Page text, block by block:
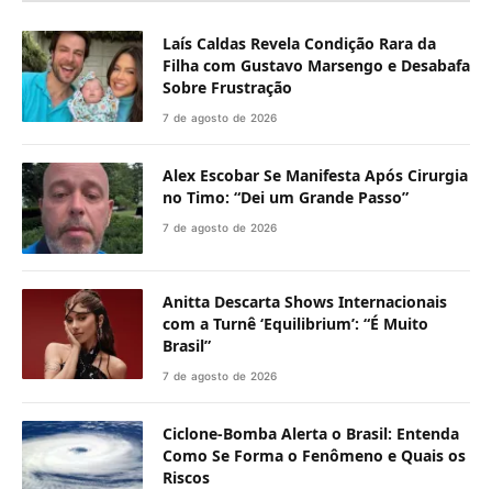
Laís Caldas Revela Condição Rara da
Filha com Gustavo Marsengo e Desabafa
Sobre Frustração
7 de agosto de 2026
Alex Escobar Se Manifesta Após Cirurgia
no Timo: “Dei um Grande Passo”
7 de agosto de 2026
Anitta Descarta Shows Internacionais
com a Turnê ‘Equilibrium’: “É Muito
Brasil”
7 de agosto de 2026
Ciclone-Bomba Alerta o Brasil: Entenda
Como Se Forma o Fenômeno e Quais os
Riscos